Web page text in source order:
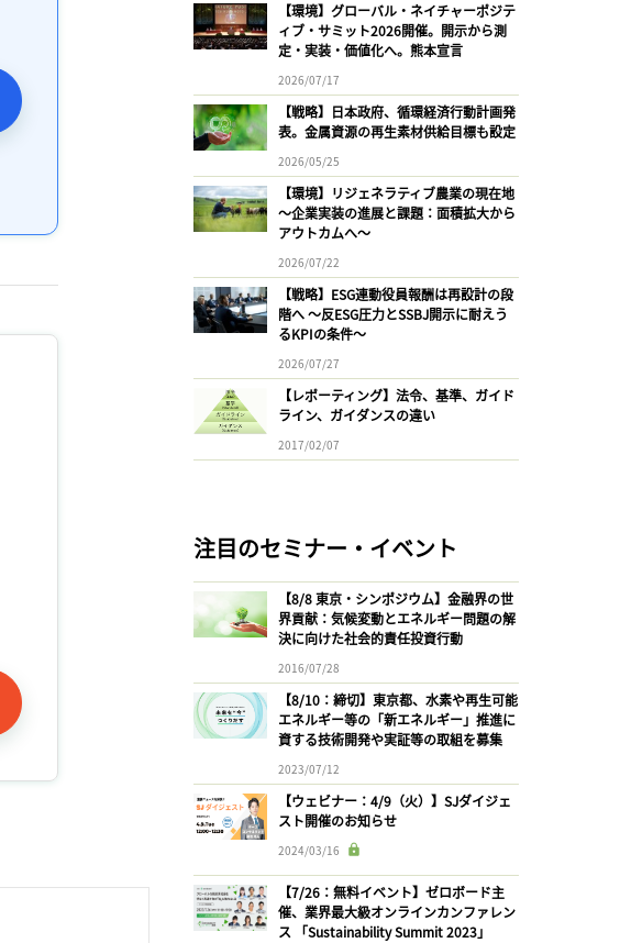
【環境】グローバル・ネイチャーポジテ
ィブ・サミット2026開催。開示から測
定・実装・価値化へ。熊本宣言
2026/07/17
【戦略】日本政府、循環経済行動計画発
表。金属資源の再生素材供給目標も設定
2026/05/25
【環境】リジェネラティブ農業の現在地
〜企業実装の進展と課題：面積拡大から
アウトカムへ〜
2026/07/22
【戦略】ESG連動役員報酬は再設計の段
階へ 〜反ESG圧力とSSBJ開示に耐えう
るKPIの条件〜
2026/07/27
【レポーティング】法令、基準、ガイド
ライン、ガイダンスの違い
2017/02/07
注目のセミナー・イベント
【8/8 東京・シンポジウム】金融界の世
界貢献：気候変動とエネルギー問題の解
決に向けた社会的責任投資行動
2016/07/28
【8/10：締切】東京都、水素や再生可能
エネルギー等の「新エネルギー」推進に
資する技術開発や実証等の取組を募集
2023/07/12
【ウェビナー：4/9（火）】SJダイジェ
スト開催のお知らせ
2024/03/16
【7/26：無料イベント】ゼロボード主
催、業界最大級オンラインカンファレン
ス 「Sustainability Summit 2023」